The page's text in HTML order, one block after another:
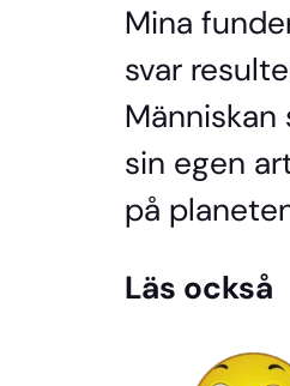
Mina
svar
sin egen
på
Läs också